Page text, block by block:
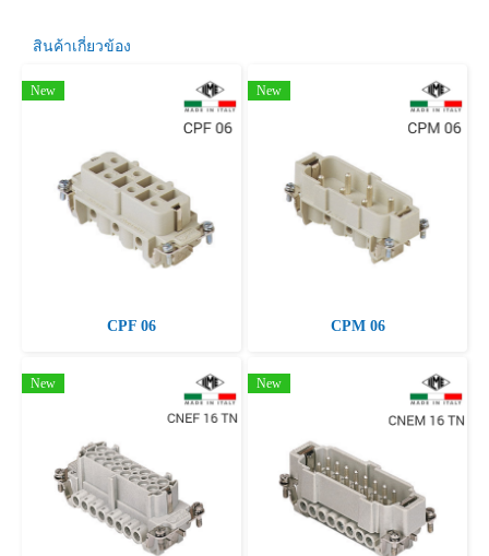
สินค้าเกี่ยวข้อง
New
CPF 06
New
CPM 06
New New